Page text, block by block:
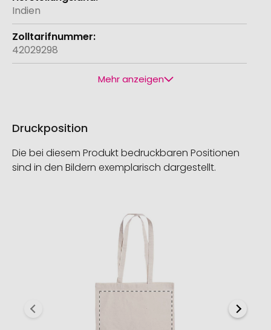
Indien
42029298
Mehr anzeigen
Druckposition
Die bei diesem Produkt bedruckbaren Positionen
sind in den Bildern exemplarisch dargestellt.